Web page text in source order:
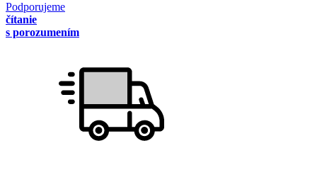
Podporujeme
čítanie
s porozumením